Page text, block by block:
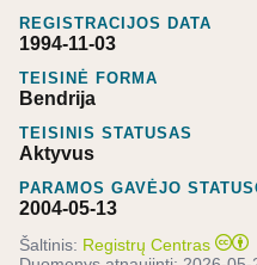
REGISTRACIJOS DATA
1994-11-03
TEISINĖ FORMA
Bendrija
TEISINIS STATUSAS
Aktyvus
PARAMOS GAVĖJO
2004-05-13
Šaltinis: Registrų Centras